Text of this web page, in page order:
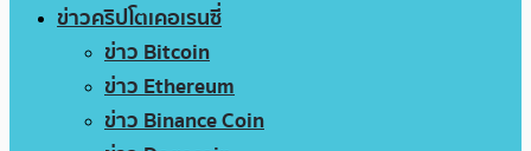
ข่าวคริปโตเคอเรนซี่
ข่าว Bitcoin
ข่าว Ethereum
ข่าว Binance Coin